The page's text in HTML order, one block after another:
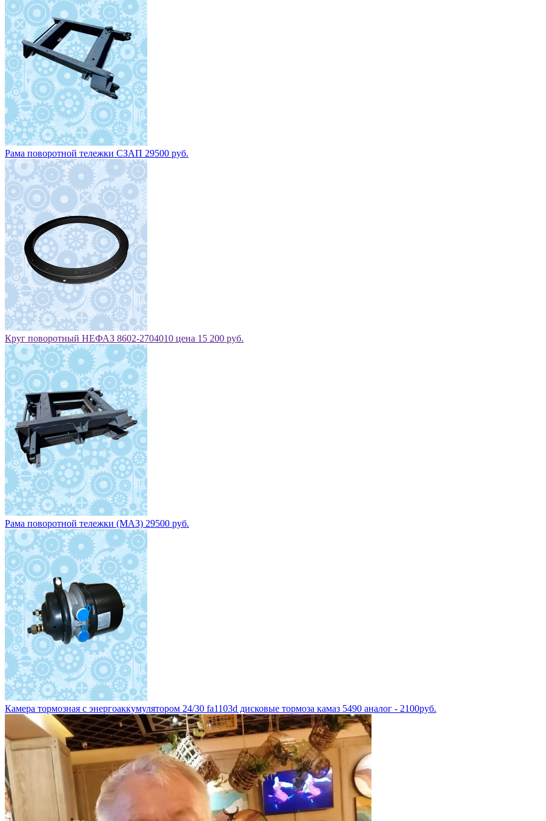
Рама поворотной тележки СЗАП 29500 руб.
Круг поворотный НЕФАЗ 8602-2704010 цена 15 200 руб.
Рама поворотной тележки (МАЗ) 29500 руб.
Камера тормозная с энергоаккумулятором 24/30 fa1103d дисковые тормоза камаз 5490 аналог - 2100руб.